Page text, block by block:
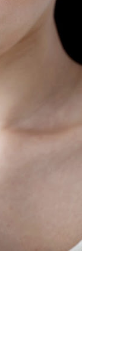
nesta quinta-feira
de motoristas de
mês decisivo com 72% da
de morte de trabalhador
Samambaia